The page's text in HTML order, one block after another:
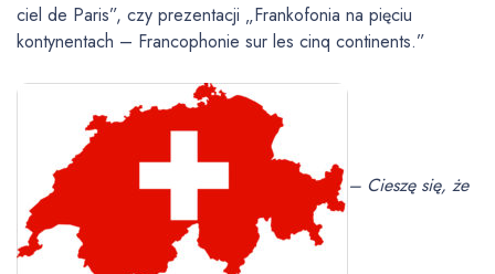
ciel de Paris”, czy prezentacji „Frankofonia na pięciu
kontynentach – Francophonie sur les cinq continents.”
– Cieszę się, że